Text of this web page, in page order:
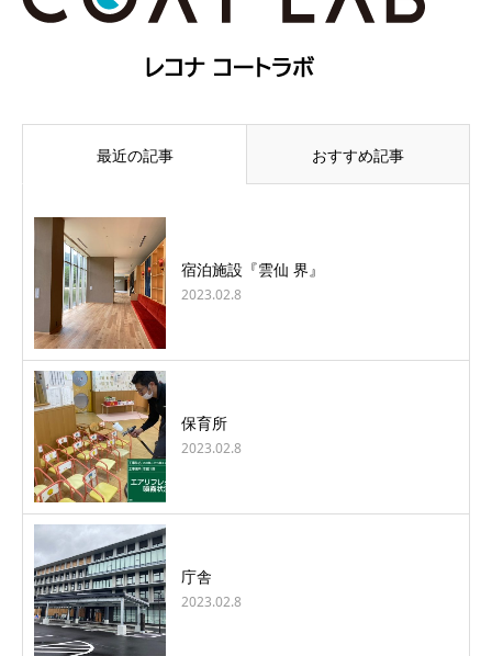
最近の記事 おすすめ記事
宿泊施設『雲仙 界』
2023.02.8
保育所
2023.02.8
庁舎
2023.02.8